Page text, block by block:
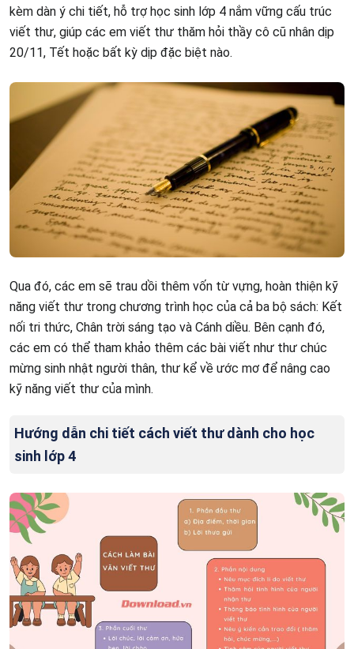
kèm dàn ý chi tiết, hỗ trợ học sinh lớp 4 nắm vững cấu trúc
viết thư, giúp các em viết thư thăm hỏi thầy cô cũ nhân dịp
20/11, Tết hoặc bất kỳ dịp đặc biệt nào.
Qua đó, các em sẽ trau dồi thêm vốn từ vựng, hoàn thiện kỹ
năng viết thư trong chương trình học của cả ba bộ sách: Kết
nối tri thức, Chân trời sáng tạo và Cánh diều. Bên cạnh đó,
các em có thể tham khảo thêm các bài viết như thư chúc
mừng sinh nhật người thân, thư kể về ước mơ để nâng cao
kỹ năng viết thư của mình.
Hướng dẫn chi tiết cách viết thư dành cho học
sinh lớp 4